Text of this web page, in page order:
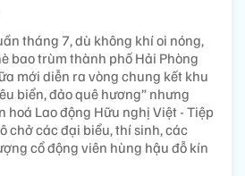
tháng 7, dù không khí oi nóng,
bao trùm thành phố Hải Phòng
mới diễn ra vòng chung kết khu
biển, đảo quê hương” nhưng
hoá Lao động Hữu nghị Việt - Tiệp
chở các đại biểu, thí sinh, các
cổ động viên hùng hậu đỗ kín